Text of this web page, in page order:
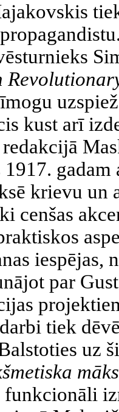
kust arī
redakcijā
krievu un
cenšas
iespējas,
par
tiek
uz